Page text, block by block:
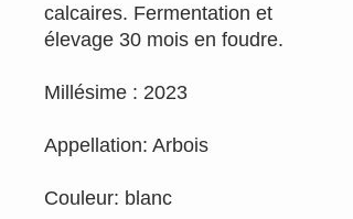
calcaires. Fermentation et
élevage 30 mois en foudre.
Millésime : 2023
Appellation: Arbois
Couleur: blanc